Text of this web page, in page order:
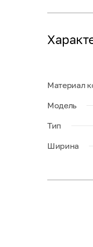
Материал
Модель
Тип
Ширина